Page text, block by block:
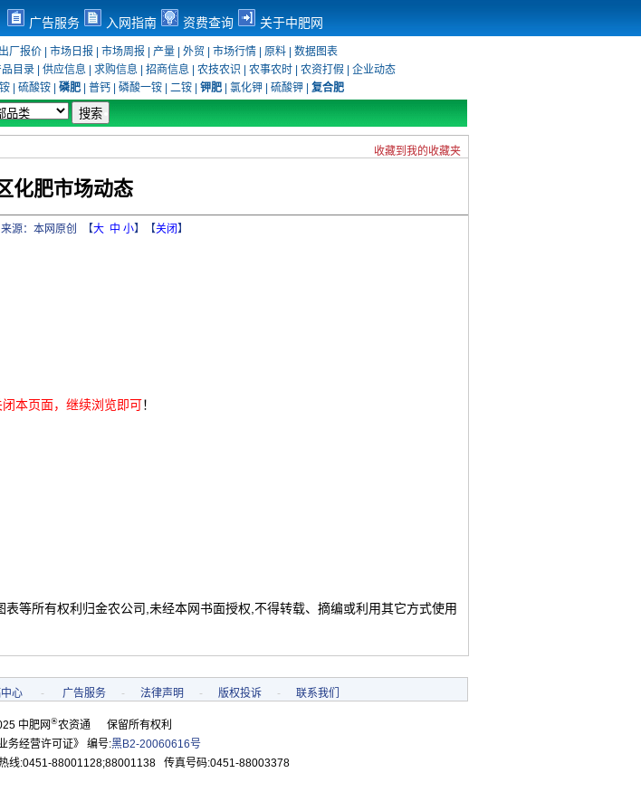
广告服务 入网指南 资费查询 关于中肥网
出厂报价| 市场日报 市场周报 产量| 外贸 市场行情| 原料| 数据图表
目录 供应信息 求购信息 招商信息 农技农识 农事农时 农资打假
企业动态
硫酸铵 磷肥 普钙 磷酸一铵 二铵 钾肥 氯化钾 硫酸钾
复合肥
收藏到我的收藏夹
化肥市场动态
： 本网原创 【大 中 小】【关闭】
本页面，继续浏览即可！
等所有权利归金农公司,未经本网书面授权,不得转载、摘编或利用其它方式使用
心 - 广告服务 - 法律声明 - 版权投诉 - 联系我们
中肥网®农资通 保留所有权利
务经营许可证》 编号:黑B2-20060616号
线:0451-88001128;88001138 传真号码:0451-88003378